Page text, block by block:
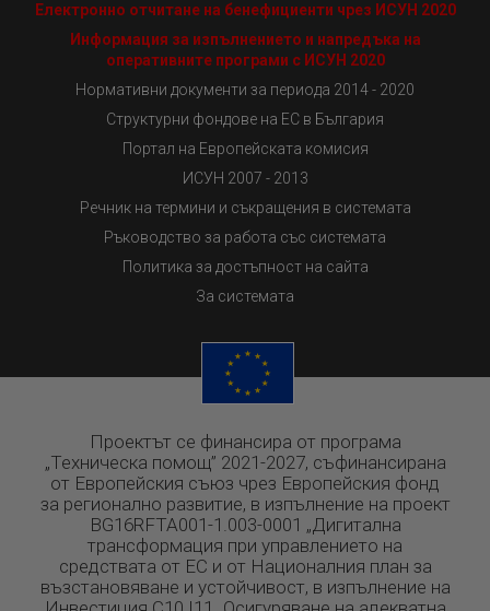
Електронно отчитане на бенефициенти чрез ИСУН 2020
Информация за изпълнението и напредъка на
оперативните програми с ИСУН 2020
Нормативни документи за периода 2014 - 2020
Структурни фондове на ЕС в България
Портал на Европейската комисия
ИСУН 2007 - 2013
Речник на термини и съкращения в системата
Ръководство за работа със системата
Политика за достъпност на сайта
За системата
Проектът се финансира от програма
„Техническа помощ” 2021-2027, съфинансирана
от Европейския съюз чрез Европейския фонд
за регионално развитие, в изпълнение на проект
BG16RFTA001-1.003-0001 „Дигитална
трансформация при управлението на
средствата от ЕС и от Националния план за
възстановяване и устойчивост, в изпълнение на